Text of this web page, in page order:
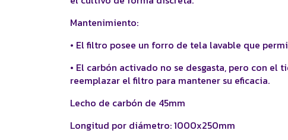
Mantenimiento:
• El filtro posee un forro de tela lavable que
• El carbón activado no se desgasta, pero con el
reemplazar el filtro para mantener su eficacia.
Lecho de carbón de 45mm
Longitud por diámetro: 1000x250mm